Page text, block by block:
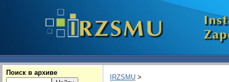
Поиск в архиве
IRZSMU >